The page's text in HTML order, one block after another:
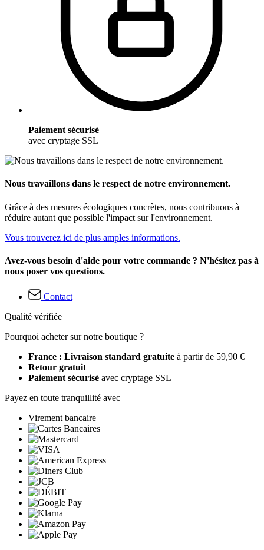
Paiement sécurisé
avec cryptage SSL
Nous travaillons dans le respect de notre environnement.
Grâce à des mesures écologiques concrètes, nous contribuons à
réduire autant que possible l'impact sur l'environnement.
Vous trouverez ici de plus amples informations.
Avez-vous besoin d'aide pour votre commande ? N'hésitez pas à
nous poser vos questions.
Contact
Qualité vérifiée
Pourquoi acheter sur notre boutique ?
France : Livraison standard gratuite à partir de 59,90 €
Retour gratuit
Paiement sécurisé avec cryptage SSL
Payez en toute tranquillité avec
Virement bancaire